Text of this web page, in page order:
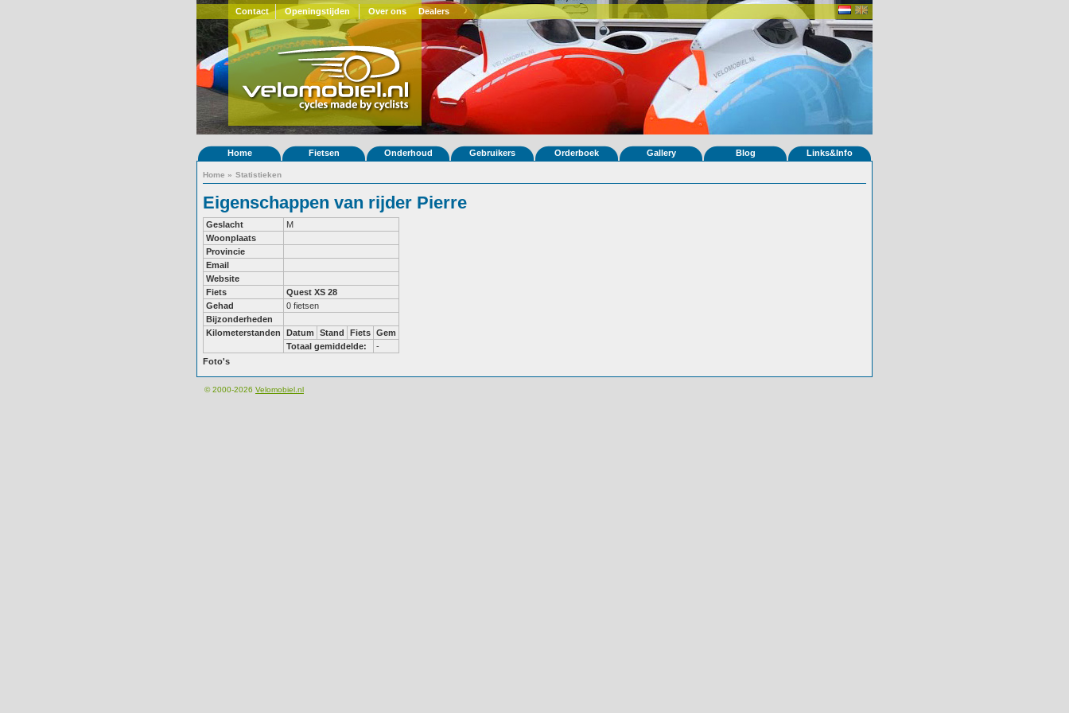
Contact Openingstijden Over ons Dealers
Home Fietsen Onderhoud Gebruikers Orderboek Gallery Blog Links&Info
Home » Statistieken
Eigenschappen van rijder Pierre
Geslacht
M
Woonplaats
Provincie
Email
Website
Fiets
Quest XS 28
Gehad
0 fietsen
Bijzonderheden
Kilometerstanden
Datum Stand Fiets Gem
Totaal gemiddelde:
-
Foto's
© 2000-2026 Velomobiel.nl